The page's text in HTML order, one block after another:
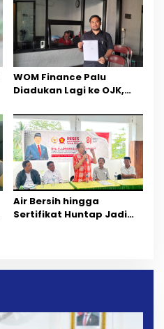
‎WOM Finance Palu
Diadukan Lagi ke OJK,
Pelelangan Kini
Penarikan Kendaraan
Dipersoalkan ‎
Air Bersih hingga
Sertifikat Huntap Jadi